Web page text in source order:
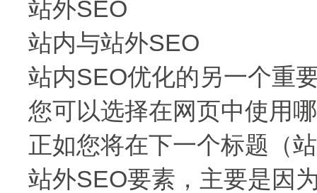
站外SEO
站内与站外SEO
站内SEO优化的另一个重
您可以选择在网页中使用
正如您将在下一个标题（
站外SEO要素，主要是因